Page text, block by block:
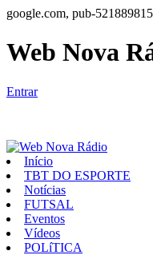
google.com, pub-
Web Nova
Entrar
Início
TBT DO ESPORTE
Notícias
FUTSAL
Eventos
Vídeos
POLíTICA